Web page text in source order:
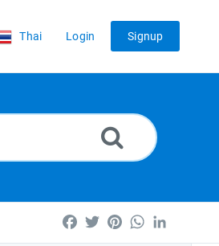
Thai Login Signup
Facebook
TwitterPinterestWhatsApp